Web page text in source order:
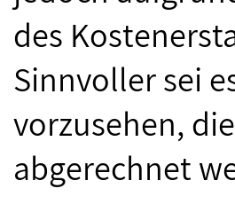
des
Sinnvoller sei
vorzusehen,
abgerechnet